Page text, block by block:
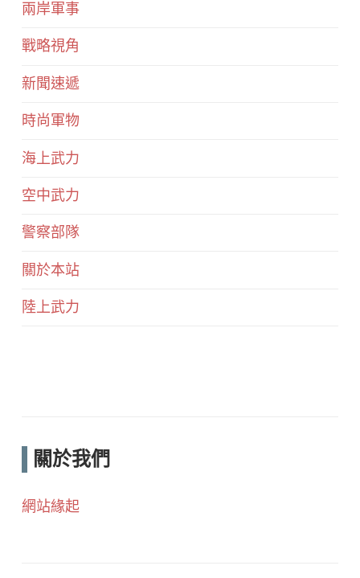
兩岸軍事
戰略視角
新聞速遞
時尚軍物
海上武力
空中武力
警察部隊
關於本站
陸上武力
關於我們
網站緣起